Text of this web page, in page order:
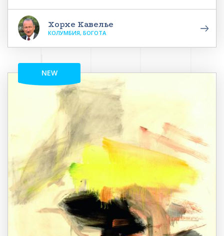
Хорхе Кавелье
КОЛУМБИЯ, БОГОТА
NEW